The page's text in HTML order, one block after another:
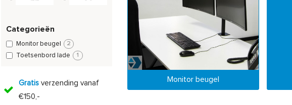
Categorieën
Monitor beugel 2
Toetsenbord lade 1
Gratis verzending vanaf
€150,-
Monitor beugel